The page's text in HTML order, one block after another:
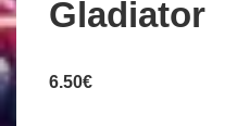
Gladiator
6.50€